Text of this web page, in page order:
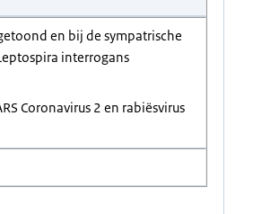
en bij de sympatrische
interrogans
Coronavirus 2 en rabiësvirus